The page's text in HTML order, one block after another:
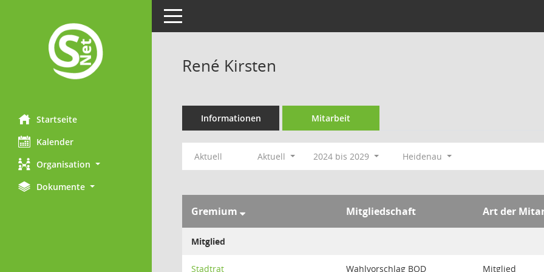
Startseite
Kalender
Organisation
Dokumente
Toggle navigation
René Kirsten
Informationen Mitarbeit
Aktuell Aktuell 2024 bis 2029 Heidenau
Gremium Mitgliedschaft Art der
Mitglied
Stadtrat Wahlvorschlag BOD Mitglied